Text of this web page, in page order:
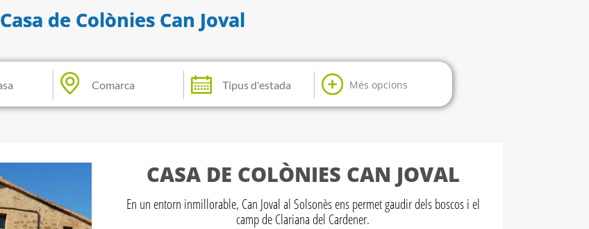
Casa de Colònies Can Joval
Més opcions
CASA DE COLÒNIES CAN JOVAL
En un entorn inmillorable, Can Joval al Solsonès ens permet gaudir dels boscos i el
camp de Clariana del Cardener.